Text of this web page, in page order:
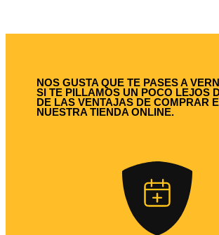
NOS GUSTA QUE TE PASES A
SI TE PILLAMOS UN POCO LEJOS
DE LAS VENTAJAS DE COMPRAR
NUESTRA TIENDA ONLINE.